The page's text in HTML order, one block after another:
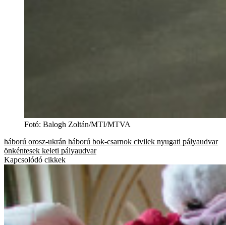
Fotó: Balogh Zoltán/MTI/MTVA
háború orosz-ukrán háború bok-csarnok civilek nyugati pályaudvar
önkéntesek keleti pályaudvar
Kapcsolódó cikkek